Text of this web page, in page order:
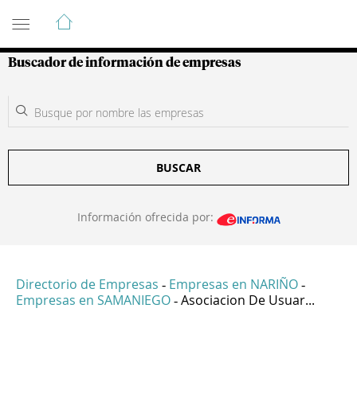
Guía de Empresas Colombianas
Buscador de información de empresas
BUSCAR
Información ofrecida por:
Directorio de Empresas - Empresas en NARIÑO -
Empresas en SAMANIEGO - Asociacion De Usuar...